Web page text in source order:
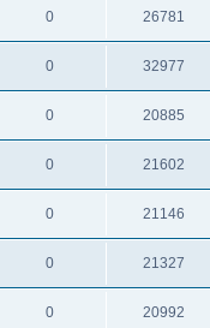
0 26781
0 32977
0 20885
0 21602
0 21146
0 21327
0 20992